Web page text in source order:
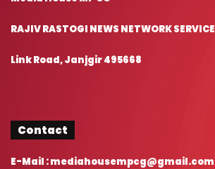
RAJIV RASTOGI NEWS NETWORK SERVICE
Link Road, Janjgir 495668
Contact
E-Mail : mediahousempcg@gmail.com